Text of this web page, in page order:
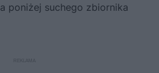
poniżej suchego zbiornika